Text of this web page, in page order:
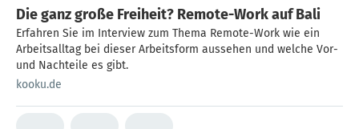
Die ganz große Freiheit? Remote-Work auf Bali
Erfahren Sie im Interview zum Thema Remote-Work wie ein
Arbeitsalltag bei dieser Arbeitsform aussehen und welche Vor-
und Nachteile es gibt.
kooku.de